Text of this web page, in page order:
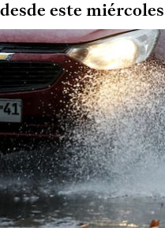
desde este miércoles